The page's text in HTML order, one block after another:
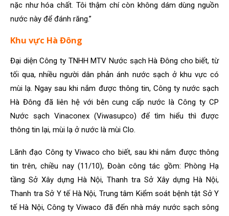
nặc như hóa chất. Tôi thậm chí còn không dám dùng nguồn
nước này để đánh răng.”
Khu vực Hà Đông
Đại diện Công ty TNHH MTV Nước sạch Hà Đông cho biết, từ
tối qua, nhiều người dân phản ánh nước sạch ở khu vực có
mùi lạ. Ngay sau khi nắm được thông tin, Công ty nước sạch
Hà Đông đã liên hệ với bên cung cấp nước là Công ty CP
Nước sạch Vinaconex (Viwasupco) để tìm hiểu thì được
thông tin lại, mùi lạ ở nước là mùi Clo.
Lãnh đạo Công ty Viwaco cho biết, sau khi nắm được thông
tin trên, chiều nay (11/10), Đoàn công tác gồm: Phòng Hạ
tầng Sở Xây dựng Hà Nội, Thanh tra Sở Xây dựng Hà Nội,
Thanh tra Sở Y tế Hà Nội, Trung tâm Kiểm soát bệnh tật Sở Y
tế Hà Nội, Công ty Viwaco đã đến nhà máy nước sạch sông